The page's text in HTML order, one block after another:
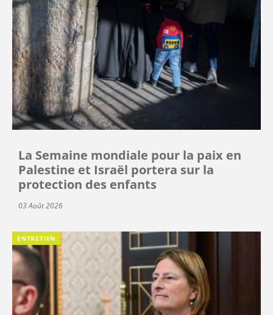
La Semaine mondiale pour la paix en
Palestine et Israël portera sur la
protection des enfants
03 Août 2026
ENTRETIEN